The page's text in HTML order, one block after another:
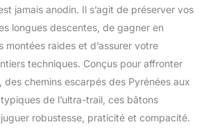
jamais anodin. Il s’agit de préserver vos
longues descentes, de gagner en
montées raides et d’assurer votre
techniques. Conçus pour affronter
des chemins escarpés des Pyrénées aux
de l’ultra-trail, ces bâtons
robustesse, praticité et compacité.